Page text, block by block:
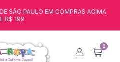
SÃO PAULO EM COMPRAS ACIMA
R$ 199
0